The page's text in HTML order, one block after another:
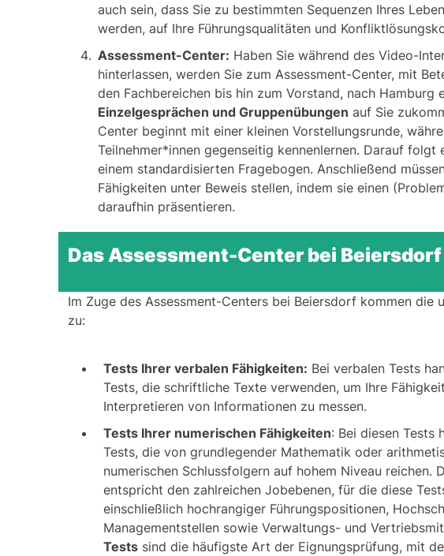
auch sein, dass Sie zu bestimmten Sequenzen Ihres
werden, auf Ihre Führungsqualitäten und
Assessment-Center: Haben Sie während des Video-
hinterlassen, werden Sie zum Assessment-Center, mit
den Fachbereichen bis hin zum Vorstand, nach Hamburg
Einzelgesprächen und Gruppenübungen auf Sie
Center beginnt mit einer kleinen Vorstellungsrunde,
Teilnehmer*innen gegenseitig kennenlernen. Darauf folgt
einem standardisierten Fragebogen. Anschließend
Fähigkeiten unter Beweis stellen, indem sie einen
daraufhin präsentieren.
Das Assessment-Center bei Beiersdorf
Im Zuge des Assessment-Centers bei Beiersdorf kommen die
zu:
Tests Ihrer verbalen Fähigkeiten: Bei verbalen Tests
Tests, die schriftliche Texte verwenden, um Ihre
Interpretieren von Informationen zu messen.
Tests Ihrer numerischen Fähigkeiten: Bei diesen Tests
Tests, die von grundlegender Mathematik oder
numerischen Schlussfolgern auf hohem Niveau reichen.
entspricht den zahlreichen Jobebenen, für die diese
einschließlich hochrangiger Führungspositionen,
Managementstellen sowie Verwaltungs- und
Tests sind die häufigste Art der Eignungsprüfung, mit